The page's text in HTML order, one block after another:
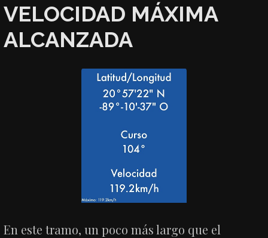
VELOCIDAD MÁXIMA
ALCANZADA
En este tramo, un poco más largo que el